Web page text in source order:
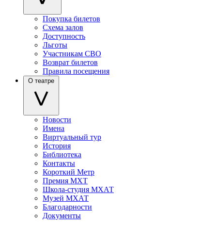
Покупка билетов
Схема залов
Доступность
Льготы
Участникам СВО
Возврат билетов
Правила посещения
О театре
Новости
Имена
Виртуальный тур
История
Библиотека
Контакты
Короткий Метр
Премия МХТ
Школа-студия МХАТ
Музей МХАТ
Благодарности
Документы